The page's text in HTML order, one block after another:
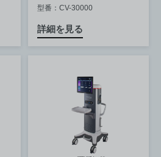
型番：CV-30000
詳細を見る